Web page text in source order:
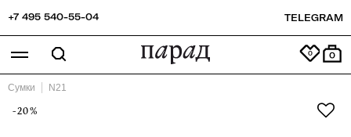
+7 495 540-55-04 TELEGRAM
0
Сумки N21
-20%